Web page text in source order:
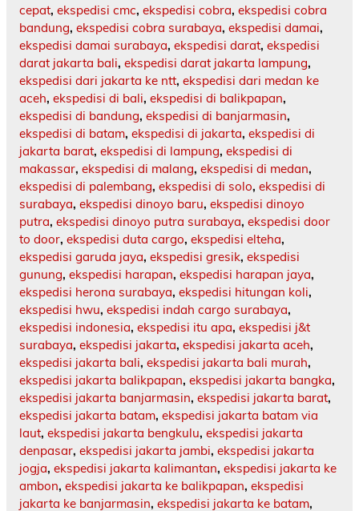
cepat, ekspedisi cmc, ekspedisi cobra, ekspedisi cobra
bandung, ekspedisi cobra surabaya, ekspedisi damai,
ekspedisi damai surabaya, ekspedisi darat, ekspedisi
darat jakarta bali, ekspedisi darat jakarta lampung,
ekspedisi dari jakarta ke ntt, ekspedisi dari medan ke
aceh, ekspedisi di bali, ekspedisi di balikpapan,
ekspedisi di bandung, ekspedisi di banjarmasin,
ekspedisi di batam, ekspedisi di jakarta, ekspedisi di
jakarta barat, ekspedisi di lampung, ekspedisi di
makassar, ekspedisi di malang, ekspedisi di medan,
ekspedisi di palembang, ekspedisi di solo, ekspedisi di
surabaya, ekspedisi dinoyo baru, ekspedisi dinoyo
putra, ekspedisi dinoyo putra surabaya, ekspedisi door
to door, ekspedisi duta cargo, ekspedisi elteha,
ekspedisi garuda jaya, ekspedisi gresik, ekspedisi
gunung, ekspedisi harapan, ekspedisi harapan jaya,
ekspedisi herona surabaya, ekspedisi hitungan koli,
ekspedisi hwu, ekspedisi indah cargo surabaya,
ekspedisi indonesia, ekspedisi itu apa, ekspedisi j&t
surabaya, ekspedisi jakarta, ekspedisi jakarta aceh,
ekspedisi jakarta bali, ekspedisi jakarta bali murah,
ekspedisi jakarta balikpapan, ekspedisi jakarta bangka,
ekspedisi jakarta banjarmasin, ekspedisi jakarta barat,
ekspedisi jakarta batam, ekspedisi jakarta batam via
laut, ekspedisi jakarta bengkulu, ekspedisi jakarta
denpasar, ekspedisi jakarta jambi, ekspedisi jakarta
jogja, ekspedisi jakarta kalimantan, ekspedisi jakarta ke
ambon, ekspedisi jakarta ke balikpapan, ekspedisi
jakarta ke banjarmasin, ekspedisi jakarta ke batam,